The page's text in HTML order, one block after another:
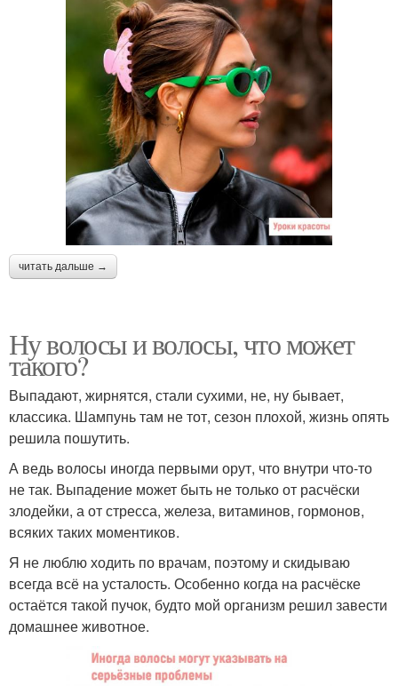
читать дальше →
Ну волосы и волосы, что может
такого?
Выпадают, жирнятся, стали сухими, не, ну бывает,
классика. Шампунь там не тот, сезон плохой, жизнь опять
решила пошутить.
А ведь волосы иногда первыми орут, что внутри что-то
не так. Выпадение может быть не только от расчёски
злодейки, а от стресса, железа, витаминов, гормонов,
всяких таких моментиков.
Я не люблю ходить по врачам, поэтому и скидываю
всегда всё на усталость. Особенно когда на расчёске
остаётся такой пучок, будто мой организм решил завести
домашнее животное.